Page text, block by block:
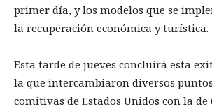
primer día, y los modelos que se
la recuperación económica y turística.
Esta tarde de jueves concluirá esta
la que intercambiaron diversos
comitivas de Estados Unidos con la